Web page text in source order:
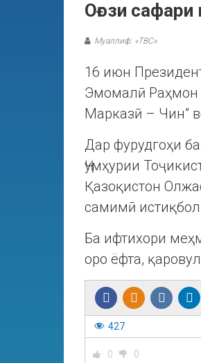
Оғози
Муаллиф: «ТВС»
16 июн
Эмомалӣ Раҳмон
Марказӣ – Чин”
Дар фурудгоҳи
Ҷумҳурии
Қазоқистон
самимӣ
Ба ифтихори
оро ёфта,
427
0 0